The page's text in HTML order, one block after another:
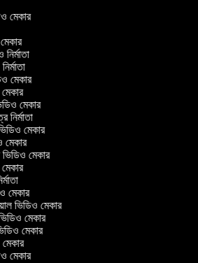
মেকার
নির্মাতা
মেকার
মেকার
মেকার
নির্মাতা
মেকার
মেকার
ভিডিও মেকার
মেকার
মেকার
ভিডিও মেকার
মেকার
মেকার
মেকার
মেকার